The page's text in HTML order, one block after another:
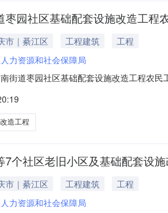
枣园社区基础配套设施改造工程
市｜綦江区 工程建筑
工程
力资源和社会保障局
街道枣园社区基础配套设施改造工程农
工资已全部支付，为核实该工程农民工
30日，从2
造工程
7个社区老旧小区及基础配套设
市｜綦江区 工程建筑
工程
力资源和社会保障局